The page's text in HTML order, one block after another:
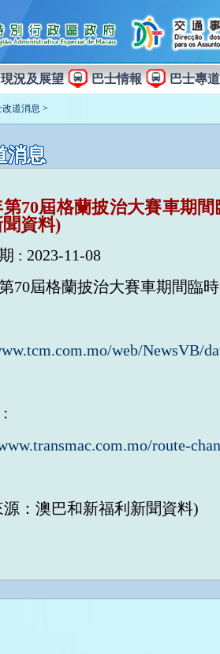
現況及展望 巴士情報 巴士專道
改道消息 >
消息
第70屆格蘭披治大賽車期
資料)
: 2023-11-08
70屆格蘭披治大賽車期間臨
web/NewsVB/
route-
源：澳巴和新福利新聞資料)